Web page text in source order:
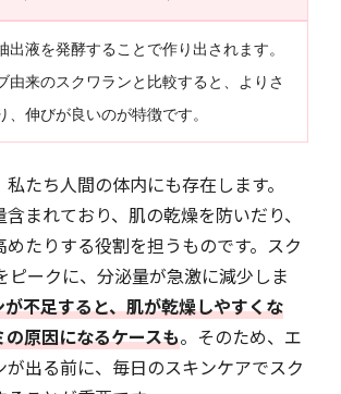
出液を発酵することで作り出されます。
由来のスクワランと比較すると、よりさ
、伸びが良いのが特徴です。
たち人間の体内にも存在します。
まれており、肌の乾燥を防いだり、
たりする役割を担うものです。スク
ピークに、分泌量が急激に減少しま
不足すると、肌が乾燥しやすくな
原因になるケースも。そのため、エ
が出る前に、毎日のスキンケアでスク